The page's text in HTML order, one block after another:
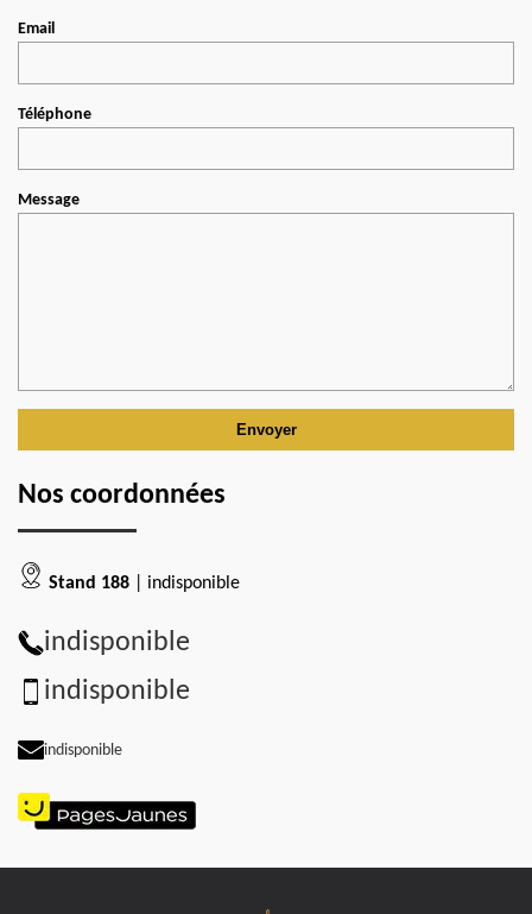
Email
Téléphone
Message
Nos coordonnées
Stand 188 | indisponible
indisponible
indisponible
indisponible